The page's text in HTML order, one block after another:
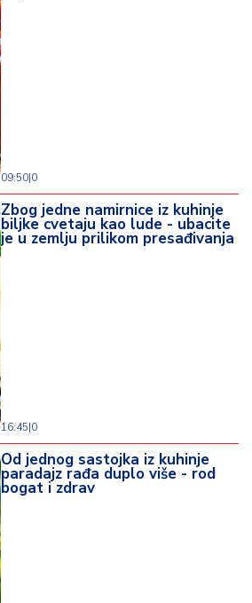
09:50|0
Zbog jedne namirnice iz kuhinje
biljke cvetaju kao lude - ubacite
je u zemlju prilikom presađivanja
16:45|0
Od jednog sastojka iz kuhinje
paradajz rađa duplo više - rod
bogat i zdrav